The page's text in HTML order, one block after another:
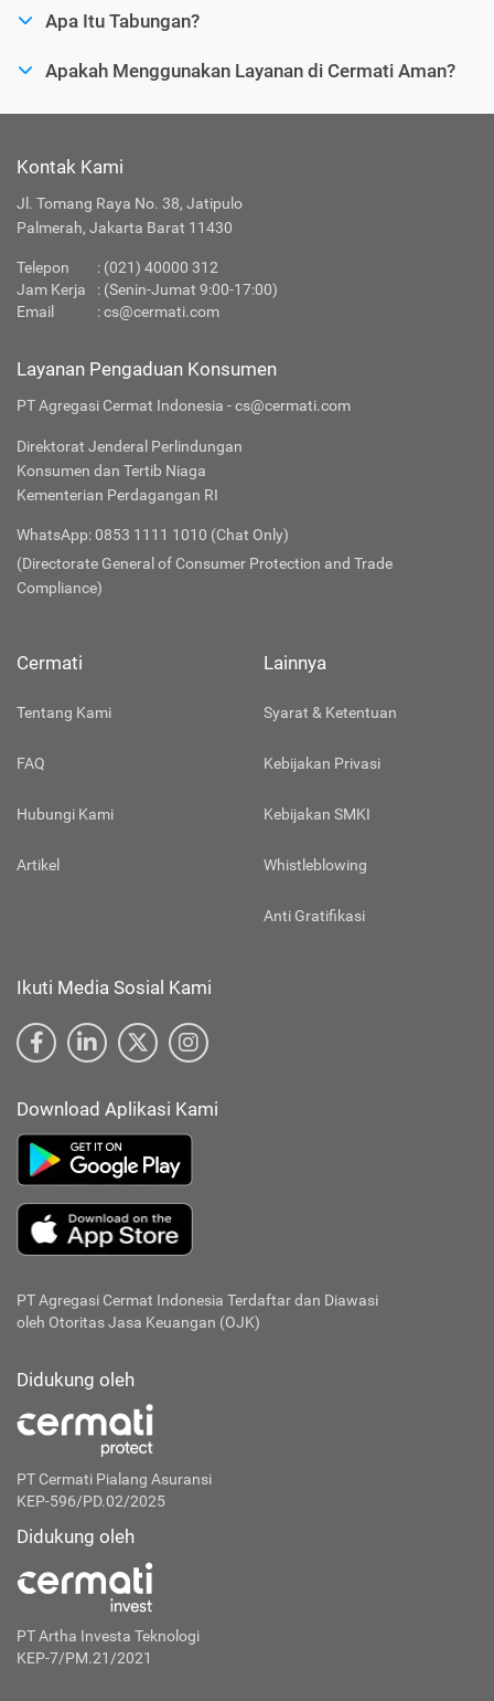
Apa Itu Tabungan?
Apakah Menggunakan Layanan di Cermati Aman?
Kontak Kami
Jl. Tomang Raya No. 38, Jatipulo
Palmerah, Jakarta Barat 11430
Telepon : (021) 40000 312
Jam Kerja
: (Senin-Jumat 9:00-17:00)
Email
:cs@cermati.com
Layanan Pengaduan Konsumen
PT Agregasi Cermat Indonesia - cs@cermati.com
Direktorat Jenderal Perlindungan
Konsumen dan Tertib Niaga
Kementerian Perdagangan RI
WhatsApp: 0853 1111 1010 (Chat Only)
(Directorate General of Consumer Protection and Trade
Compliance)
Cermati
Tentang Kami
FAQ
Hubungi Kami
Artikel
Lainnya
Syarat & Ketentuan
Kebijakan Privasi
Kebijakan SMKI
Whistleblowing
Anti Gratifikasi
Ikuti Media Sosial Kami
Download Aplikasi Kami
PT Agregasi Cermat Indonesia Terdaftar dan Diawasi
oleh Otoritas Jasa Keuangan (OJK)
Didukung oleh
PT Cermati Pialang Asuransi
KEP-596/PD.02/2025
Didukung oleh
PT Artha Investa Teknologi
KEP-7/PM.21/2021